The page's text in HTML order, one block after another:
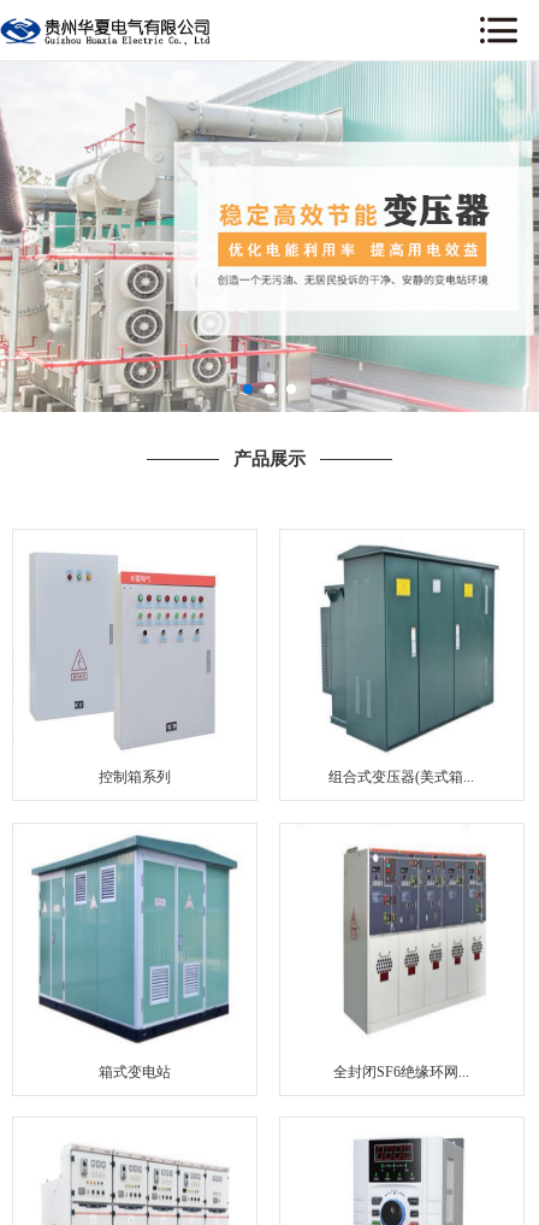
产品展示
控制箱系列 组合式变压器(美式箱...
箱式变电站 全封闭SF6绝缘环网...
关于我们
新闻资讯
产品展示
工程案例
荣誉资质
联系我们